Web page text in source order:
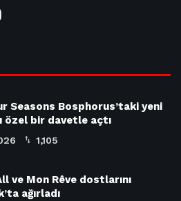
Seasons Bosphorus’taki yeni
özel bir davetle açtı
1,105
ve Mon Rêve dostlarını
ağırladı